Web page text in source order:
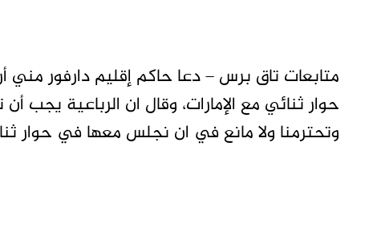
متابعات تاق برس – دعا حاكم إقليم دارفور مني
حوار ثنائي مع الإمارات، وقال ان الرباعية يجب
وتحترمنا ولا مانع في ان نجلس معها في حوار